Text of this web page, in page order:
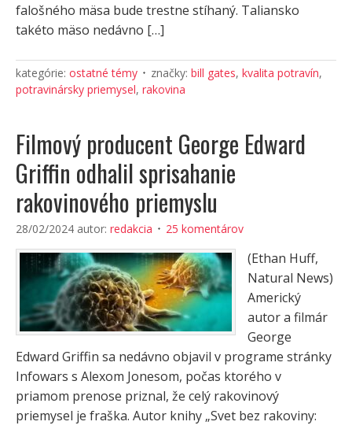
falošného mäsa bude trestne stíhaný. Taliansko
takéto mäso nedávno […]
kategórie: ostatné témy značky: bill gates, kvalita potravín,
potravinársky priemysel, rakovina
Filmový producent George Edward
Griffin odhalil sprisahanie
rakovinového priemyslu
28/02/2024 autor: redakcia 25 komentárov
(Ethan Huff,
Natural News)
Americký
autor a filmár
George
Edward Griffin sa nedávno objavil v programe stránky
Infowars s Alexom Jonesom, počas ktorého v
priamom prenose priznal, že celý rakovinový
priemysel je fraška. Autor knihy „Svet bez rakoviny: